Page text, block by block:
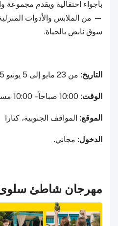
بأجواء احتفالية ويقدم
— من الملابس والأدوات
سوق نابض بالحياة.
التاريخ: من 23 مايو إلى 5 يونيو 2025
الوقت:
الموقع: المواقف الجنوبية، كتارا
الدخول: مجاني.
مهرجان شاطئ